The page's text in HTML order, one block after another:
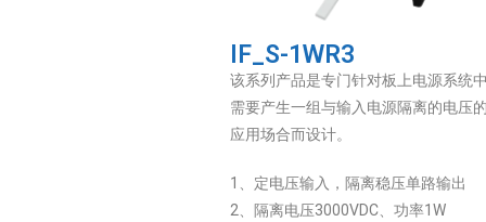
IF_S-1WR3
该系列产品是专门针对板上电源系统
需要产生一组与输入电源隔离的电压
应用场合而设计。
1、定电压输入，隔离稳压单路输出
2、隔离电压3000VDC、功率1W